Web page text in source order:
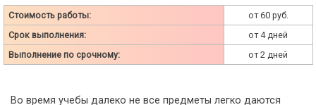
Стоимость работы:
от 60 руб.
Срок выполнения:
от 4 дней
Выполнение по срочному:
от 2 дней
Во время учебы далеко не все предметы легко даются